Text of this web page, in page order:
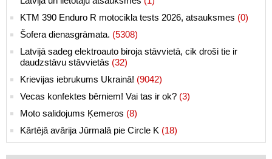
KTM 390 Enduro R motocikla tests 2026, atsauksmes (0)
Šofera dienasgrāmata. (5308)
Latvijā sadeg elektroauto biroja stāvvietā, cik droši tie ir
daudzstāvu stāvvietās (32)
Krievijas iebrukums Ukrainā! (9042)
Vecas konfektes bērniem! Vai tas ir ok? (3)
Moto salidojums Ķemeros (8)
Kārtējā avārija Jūrmalā pie Circle K (18)